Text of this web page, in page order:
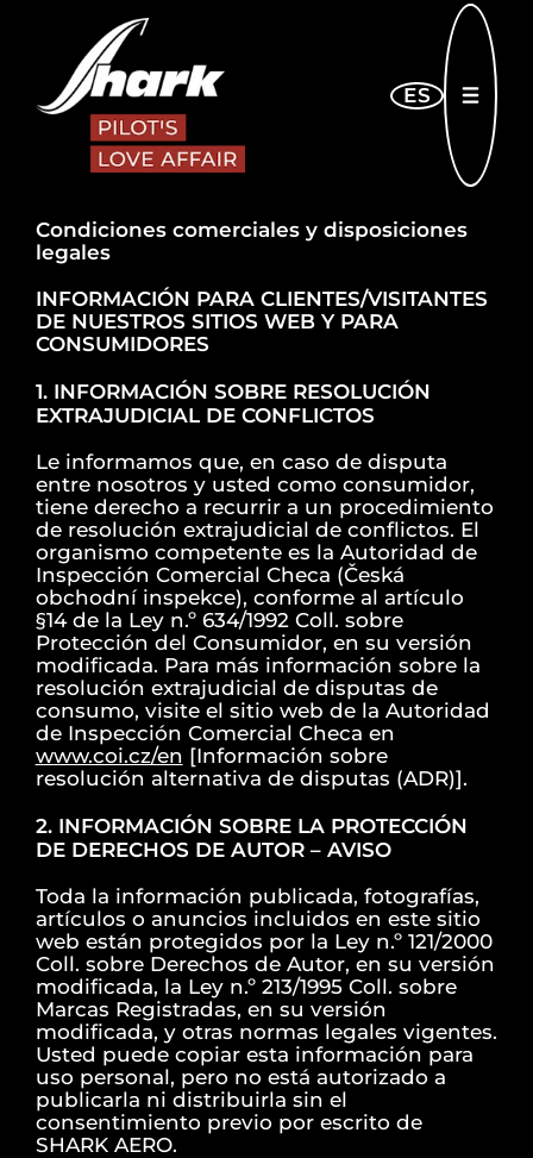
ES
Condiciones comerciales y disposiciones
legales
INFORMACIÓN PARA CLIENTES/VISITANTES
DE NUESTROS SITIOS WEB Y PARA
CONSUMIDORES
1. INFORMACIÓN SOBRE RESOLUCIÓN
EXTRAJUDICIAL DE CONFLICTOS
Le informamos que, en caso de disputa
entre nosotros y usted como consumidor,
tiene derecho a recurrir a un procedimiento
de resolución extrajudicial de conflictos. El
organismo competente es la Autoridad de
Inspección Comercial Checa (Česká
obchodní inspekce), conforme al artículo
§14 de la Ley n.º 634/1992 Coll. sobre
Protección del Consumidor, en su versión
modificada. Para más información sobre la
resolución extrajudicial de disputas de
consumo, visite el sitio web de la Autoridad
de Inspección Comercial Checa en
www.coi.cz/en [Información sobre
resolución alternativa de disputas (ADR)].
2. INFORMACIÓN SOBRE LA PROTECCIÓN
DE DERECHOS DE AUTOR – AVISO
Toda la información publicada, fotografías,
artículos o anuncios incluidos en este sitio
web están protegidos por la Ley n.º 121/2000
Coll. sobre Derechos de Autor, en su versión
modificada, la Ley n.º 213/1995 Coll. sobre
Marcas Registradas, en su versión
modificada, y otras normas legales vigentes.
Usted puede copiar esta información para
uso personal, pero no está autorizado a
publicarla ni distribuirla sin el
consentimiento previo por escrito de
SHARK AERO.